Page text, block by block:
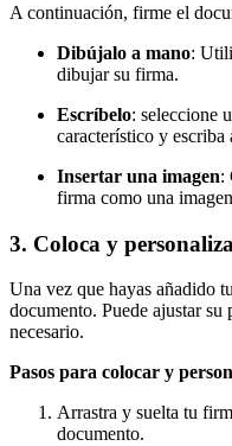
A continuación, firme el
Dibújalo a mano:
dibujar su firma.
Escríbelo: seleccione
característico y escriba
Insertar una imagen:
firma como una
3. Coloca y
Una vez que hayas añadido
documento. Puede ajustar
necesario.
Pasos para colocar y
Arrastra y suelta tu
documento.